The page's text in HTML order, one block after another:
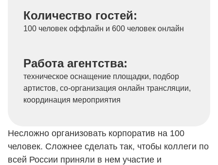
Количество гостей:
100 человек оффлайн и 600 человек онлайн
Работа агентства:
техническое оснащение площадки, подбор
артистов, со-организация онлайн трансляции,
координация мероприятия
Несложно организовать корпоратив на 100
человек. Сложнее сделать так, чтобы коллеги по
всей России приняли в нем участие и